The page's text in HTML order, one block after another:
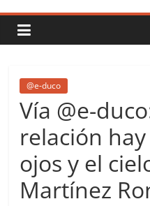
duco:
Gestión
del
Learn
more.
Do
@e-duco
Vía @e-
relación
ojos y el
Martínez